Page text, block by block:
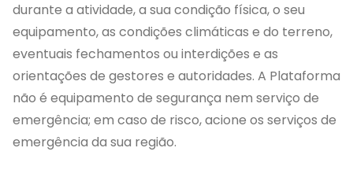
durante a atividade, a sua condição física, o seu
equipamento, as condições climáticas e do terreno,
eventuais fechamentos ou interdições e as
orientações de gestores e autoridades. A Plataforma
não é equipamento de segurança nem serviço de
emergência; em caso de risco, acione os serviços de
emergência da sua região.